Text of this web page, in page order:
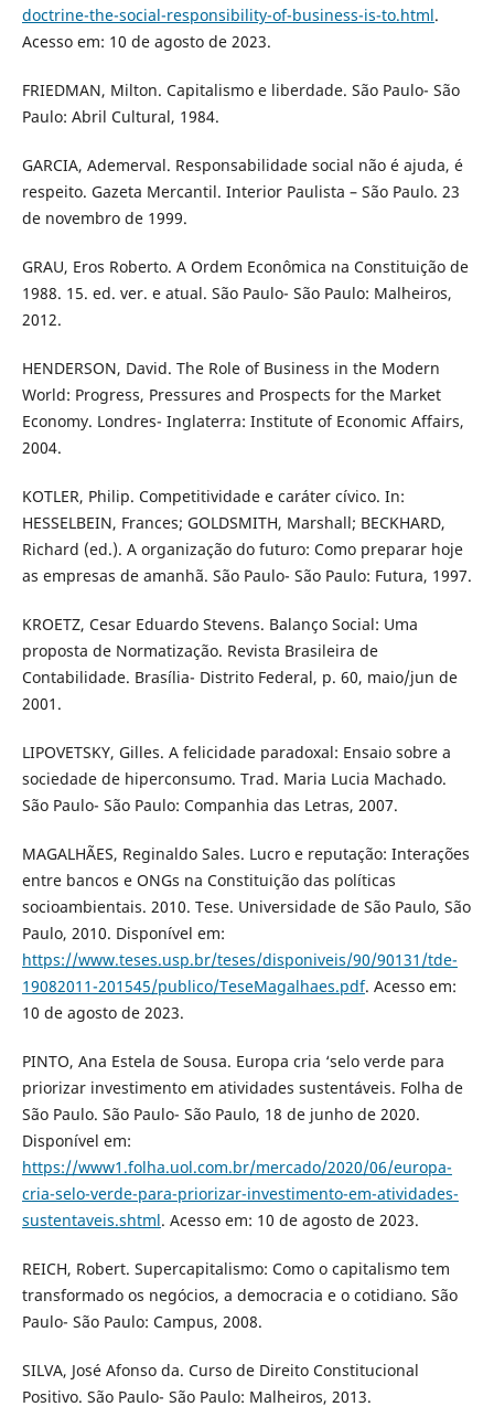
doctrine-the-social-responsibility-of-business-is-to.html.
Acesso em: 10 de agosto de 2023.
FRIEDMAN, Milton. Capitalismo e liberdade. São Paulo- São
Paulo: Abril Cultural, 1984.
GARCIA, Ademerval. Responsabilidade social não é ajuda, é
respeito. Gazeta Mercantil. Interior Paulista – São Paulo. 23
de novembro de 1999.
GRAU, Eros Roberto. A Ordem Econômica na Constituição de
1988. 15. ed. ver. e atual. São Paulo- São Paulo: Malheiros,
2012.
HENDERSON, David. The Role of Business in the Modern
World: Progress, Pressures and Prospects for the Market
Economy. Londres- Inglaterra: Institute of Economic Affairs,
2004.
KOTLER, Philip. Competitividade e caráter cívico. In:
HESSELBEIN, Frances; GOLDSMITH, Marshall; BECKHARD,
Richard (ed.). A organização do futuro: Como preparar hoje
as empresas de amanhã. São Paulo- São Paulo: Futura, 1997.
KROETZ, Cesar Eduardo Stevens. Balanço Social: Uma
proposta de Normatização. Revista Brasileira de
Contabilidade. Brasília- Distrito Federal, p. 60, maio/jun de
2001.
LIPOVETSKY, Gilles. A felicidade paradoxal: Ensaio sobre a
sociedade de hiperconsumo. Trad. Maria Lucia Machado.
São Paulo- São Paulo: Companhia das Letras, 2007.
MAGALHÃES, Reginaldo Sales. Lucro e reputação: Interações
entre bancos e ONGs na Constituição das políticas
socioambientais. 2010. Tese. Universidade de São Paulo, São
Paulo, 2010. Disponível em:
https://www.teses.usp.br/teses/disponiveis/90/90131/tde-
19082011-201545/publico/TeseMagalhaes.pdf. Acesso em:
10 de agosto de 2023.
PINTO, Ana Estela de Sousa. Europa cria ‘selo verde para
priorizar investimento em atividades sustentáveis. Folha de
São Paulo. São Paulo- São Paulo, 18 de junho de 2020.
Disponível em:
https://www1.folha.uol.com.br/mercado/2020/06/europa-
cria-selo-verde-para-priorizar-investimento-em-atividades-
sustentaveis.shtml. Acesso em: 10 de agosto de 2023.
REICH, Robert. Supercapitalismo: Como o capitalismo tem
transformado os negócios, a democracia e o cotidiano. São
Paulo- São Paulo: Campus, 2008.
SILVA, José Afonso da. Curso de Direito Constitucional
Positivo. São Paulo- São Paulo: Malheiros, 2013.